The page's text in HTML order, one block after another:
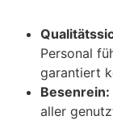
Personal
garantiert
Besenrein:
aller